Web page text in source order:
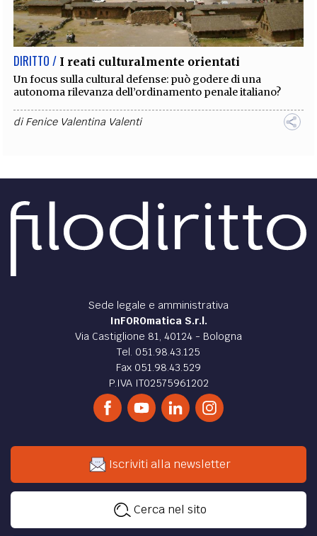
EXTRA
CODICI RUBRICHE LIBRI PROCEEDINGS PUBBLICITÀ CONTATTI
SOCIAL MEDIA
DIRITTO / I reati culturalmente orientati
Un focus sulla cultural defense: può godere di una
autonoma rilevanza dell’ordinamento penale italiano?
diFenice Valentina Valenti
Sede legale e amministrativa
InFOROmatica S.r.l.
Via Castiglione 81, 40124 - Bologna
Tel. 051.98.43.125
Fax 051.98.43.529
P.IVA IT02575961202
Iscriviti alla newsletter
Cerca nel sito